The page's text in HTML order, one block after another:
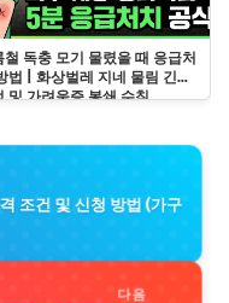
철 독충 모기 물렸을 때 응급처
법 | 화상벌레 지네 물림 긴급
및 가려움증 봉쇄 수칙
조건 및 신청 방법 (가구
다음